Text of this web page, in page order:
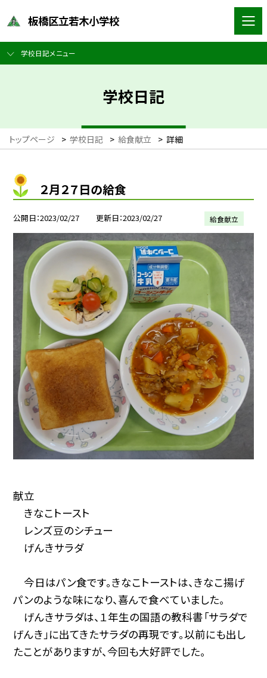
板橋区立若木小学校
学校日記メニュー
学校日記
トップページ > 学校日記 > 給食献立 > 詳細
２月２７日の給食
公開日 2023/02/27 更新日 2023/02/27 給食献立
献立
きなこトースト
レンズ豆のシチュー
げんきサラダ
今日はパン食です。きなこトーストは、きなこ揚げ
パンのような味になり、喜んで食べていました。
げんきサラダは、１年生の国語の教科書「サラダで
げんき」に出てきたサラダの再現です。以前にも出し
たことがありますが、今回も大好評でした。